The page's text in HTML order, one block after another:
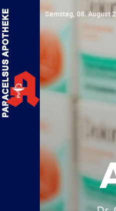
Samstag, 08. August